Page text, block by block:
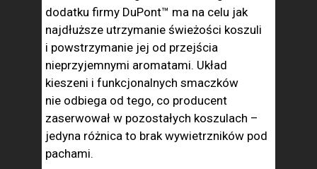
dodatku firmy DuPont™ ma na celu jak
najdłuższe utrzymanie świeżości koszuli
i powstrzymanie jej od przejścia
nieprzyjemnymi aromatami. Układ
kieszeni i funkcjonalnych smaczków
nie odbiega od tego, co producent
zaserwował w pozostałych koszulach –
jedyna różnica to brak wywietrzników pod
pachami.